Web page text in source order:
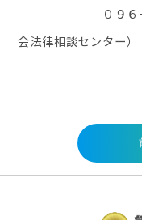
０９６－３２
会法律相談センター）